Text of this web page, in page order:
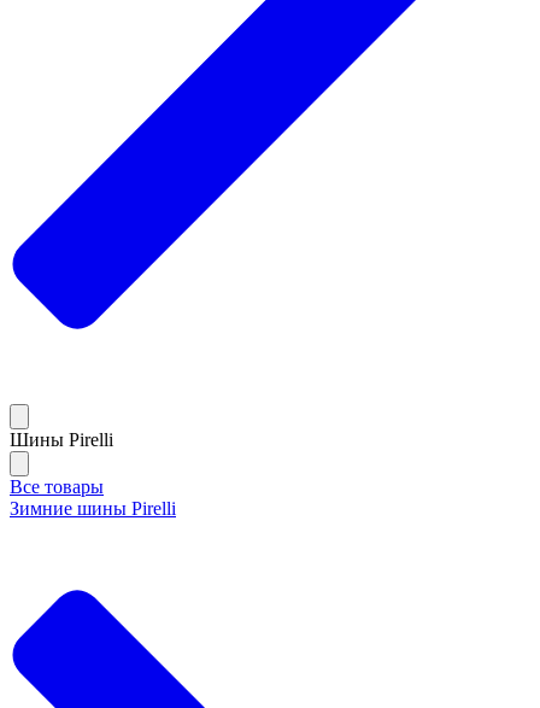
Шины Pirelli
Все товары
Зимние шины Pirelli